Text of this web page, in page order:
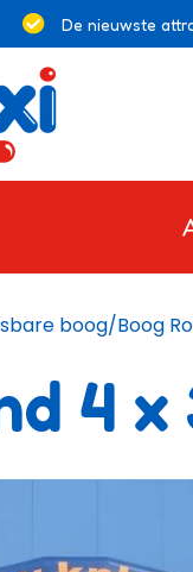
De nieuwste
boog/Boog
4